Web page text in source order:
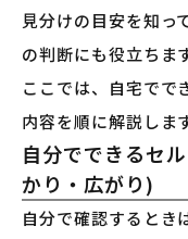
見分けの目安を知っ
の判断にも役立ちます
ここでは、自宅でで
内容を順に解説します
自分でできるセ
かり・広がり)
自分で確認するとき